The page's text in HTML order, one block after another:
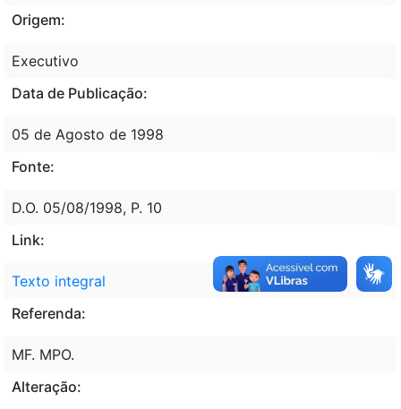
Origem:
Executivo
Data de Publicação:
05 de Agosto de 1998
Fonte:
D.O. 05/08/1998, P. 10
Link:
Texto integral
Referenda:
MF. MPO.
Alteração: